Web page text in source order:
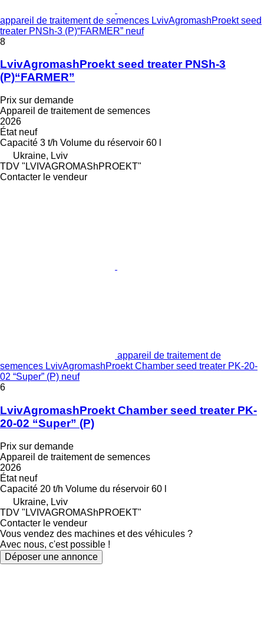
appareil de traitement de semences LvivAgromashProekt seed
treater PNSh-3 (P)“FARMER” neuf
8
LvivAgromashProekt seed treater PNSh-3
(P)“FARMER”
Prix sur demande
Appareil de traitement de semences
2026
Étatneuf
Capacité 3 t/h Volume du réservoir 60 l
Ukraine, Lviv
TDV "LVIVAGROMAShPROEKT"
Contacter le vendeur
appareil de traitement de
semences LvivAgromashProekt Chamber seed treater PK-20-
02 “Super” (P) neuf
6
LvivAgromashProekt Chamber seed treater PK-
20-02 “Super” (P)
Prix sur demande
Appareil de traitement de semences
2026
Étatneuf
Capacité 20 t/h Volume du réservoir 60 l
Ukraine, Lviv
TDV "LVIVAGROMAShPROEKT"
Contacter le vendeur
Vous vendez des machines et des véhicules ?
Avec nous, c'est possible !
Déposer une annonce